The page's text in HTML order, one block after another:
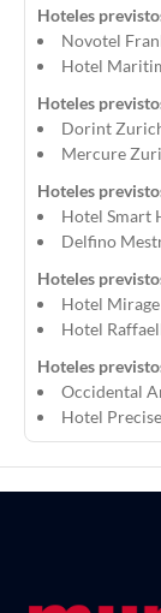
Hoteles
Novotel
Hotel
Hoteles
Dorint
Mercure
Hoteles
Hotel Smart
Delfino
Hoteles
Hotel
Hotel
Hoteles
Occidental
Hotel